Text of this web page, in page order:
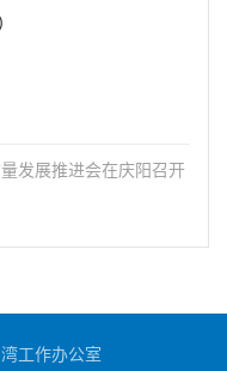
质量发展推进会在庆阳召开
工作办公室